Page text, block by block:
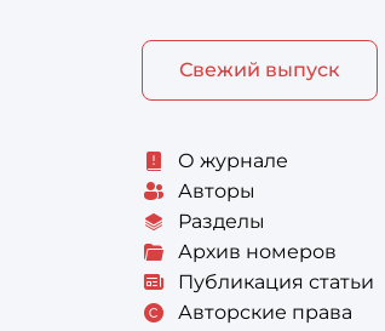
Свежий выпуск
О журнале
Авторы
Разделы
Архив номеров
Публикация статьи
Авторские права